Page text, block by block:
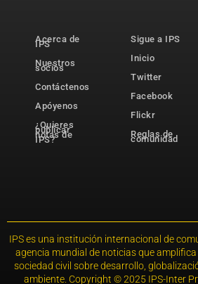
Acerca de
IPS
Nuestros
socios
Contáctenos
Apóyenos
¿Quieres
publicar
notas de
IPS?
Sigue a IPS
Inicio
Twitter
Facebook
Flickr
Reglas de
comunidad
IPS es una institución internacional de
agencia mundial de noticias que amplifica
sociedad civil sobre desarrollo,
ambiente. Copyright © 2025 IPS-Inter